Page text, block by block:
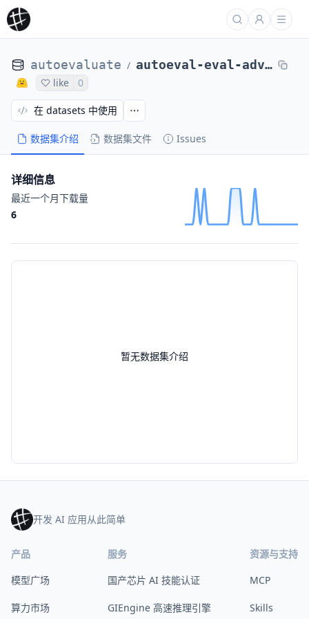
autoevaluate / autoeval-eval-adversarial_qa-adversarialQA-dd44aa-51612145314
like 0
数据集介绍 数据集文件 Issues
在 datasets 中使用
暂无数据集介绍
详细信息
最近一个月下载量
6
开发 AI 应用从此简单
产品
模型广场
算力市场
服务
国产芯片 AI 技能认证
GIEngine 高速推理引擎
资源与支持
MCP
Skills